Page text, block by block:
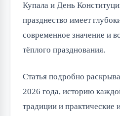
Купала и День
празднество имеет
современное значение и
тёплого празднования.
Статья подробно
2026 года, историю
традиции и практические